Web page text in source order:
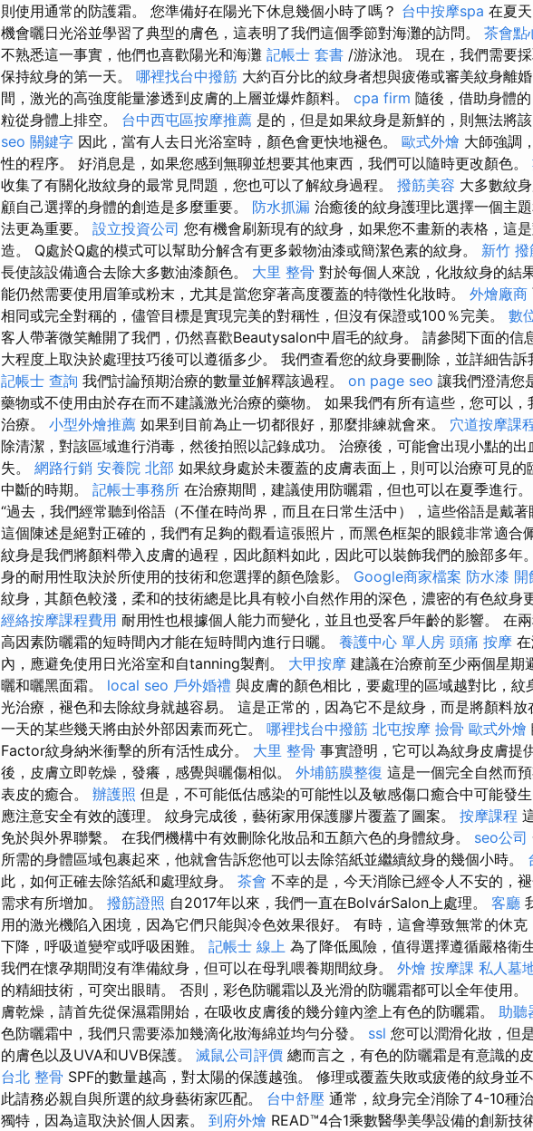
則使用通常的防護霜。 您準備好在陽光下休息幾個小時了嗎？ 台中按摩spa 在夏
機會曬日光浴並學習了典型的膚色，這表明了我們這個季節對海灘的訪問。 茶會點
不熟悉這一事實，他們也喜歡陽光和海灘 記帳士 套書 /游泳池。 現在，我們需要
保持紋身的第一天。 哪裡找台中撥筋 大約百分比的紋身者想與疲倦或審美紋身離
間，激光的高強度能量滲透到皮膚的上層並爆炸顏料。 cpa firm 隨後，借助身體
粒從身體上排空。 台中西屯區按摩推薦 是的，但是如果紋身是新鮮的，則無法將該
seo 關鍵字 因此，當有人去日光浴室時，顏色會更快地褪色。 歐式外燴 大師強調
性的程序。 好消息是，如果您感到無聊並想要其他東西，我們可以隨時更改顏色。
收集了有關化妝紋身的最常見問題，您也可以了解紋身過程。 撥筋美容 大多數紋
顧自己選擇的身體的創造是多麼重要。 防水抓漏 治癒後的紋身護理比選擇一個主
法更為重要。 設立投資公司 您有機會刷新現有的紋身，如果您不畫新的表格，這
造。 Q處於Q處的模式可以幫助分解含有更多穀物油漆或簡潔色素的紋身。 新竹 撥
長使該設備適合去除大多數油漆顏色。 大里 整骨 對於每個人來說，化妝紋身的結
能仍然需要使用眉筆或粉末，尤其是當您穿著高度覆蓋的特徵性化妝時。 外燴廠商
相同或完全對稱的，儘管目標是實現完美的對稱性，但沒有保證或100％完美。 數
客人帶著微笑離開了我們，仍然喜歡Beautysalon中眉毛的紋身。 請參閱下面的信
大程度上取決於處理技巧後可以遵循多少。 我們查看您的紋身要刪除，並詳細告訴
記帳士 查詢 我們討論預期治療的數量並解釋該過程。 on page seo 讓我們澄清您
藥物或不使用由於存在而不建議激光治療的藥物。 如果我們有所有這些，您可以，
治療。 小型外燴推薦 如果到目前為止一切都很好，那麼排練就會來。 穴道按摩課
除清潔，對該區域進行消毒，然後拍照以記錄成功。 治療後，可能會出現小點的出
失。 網路行銷 安養院 北部 如果紋身處於未覆蓋的皮膚表面上，則可以治療可見的
中斷的時期。 記帳士事務所 在治療期間，建議使用防曬霜，但也可以在夏季進行。
“過去，我們經常聽到俗語（不僅在時尚界，而且在日常生活中），這些俗語是戴著
這個陳述是絕對正確的，我們有足夠的觀看這張照片，而黑色框架的眼鏡非常適合
紋身是我們將顏料帶入皮膚的過程，因此顏料如此，因此可以裝飾我們的臉部多年。
身的耐用性取決於所使用的技術和您選擇的顏色陰影。 Google商家檔案 防水漆 開
紋身，其顏色較淺，柔和的技術總是比具有較小自然作用的深色，濃密的有色紋身
經絡按摩課程費用 耐用性也根據個人能力而變化，並且也受客戶年齡的影響。 在
高因素防曬霜的短時間內才能在短時間內進行日曬。 養護中心 單人房 頭痛 按摩
內，應避免使用日光浴室和自tanning製劑。 大甲按摩 建議在治療前至少兩個星期
曬和曬黑面霜。 local seo 戶外婚禮 與皮膚的顏色相比，要處理的區域越對比，紋
光治療，褪色和去除紋身就越容易。 這是正常的，因為它不是紋身，而是將顏料
一天的某些幾天將由於外部因素而死亡。 哪裡找台中撥筋 北屯按摩 撿骨 歐式外燴
Factor紋身納米衝擊的所有活性成分。 大里 整骨 事實證明，它可以為紋身皮膚提
後，皮膚立即乾燥，發癢，感覺與曬傷相似。 外埔筋膜整復 這是一個完全自然而
表皮的癒合。 辦護照 但是，不可能低估感染的可能性以及敏感傷口癒合中可能發
應注意安全有效的護理。 紋身完成後，藝術家用保護膠片覆蓋了圖案。 按摩課程
免於與外界聯繫。 在我們機構中有效刪除化妝品和五顏六色的身體紋身。 seo公司
所需的身體區域包裹起來，他就會告訴您他可以去除箔紙並繼續紋身的幾個小時。
此，如何正確去除箔紙和處理紋身。 茶會 不幸的是，今天消除已經令人不安的，
需求有所增加。 撥筋證照 自2017年以來，我們一直在BolvárSalon上處理。 客廳
用的激光機陷入困境，因為它們只能與冷色效果很好。 有時，這會導致無常的休
下降，呼吸道變窄或呼吸困難。 記帳士 線上 為了降低風險，值得選擇遵循嚴格衛
我們在懷孕期間沒有準備紋身，但可以在母乳喂養期間紋身。 外燴 按摩課 私人墓
的精細技術，可突出眼睛。 否則，彩色防曬霜以及光滑的防曬霜都可以全年使用。
膚乾燥，請首先從保濕霜開始，在吸收皮膚後的幾分鐘內塗上有色的防曬霜。 助聽
色防曬霜中，我們只需要添加幾滴化妝海綿並均勻分發。 ssl 您可以潤滑化妝，但
的膚色以及UVA和UVB保護。 滅鼠公司評價 總而言之，有色的防曬霜是有意識的
台北 整骨 SPF的數量越高，對太陽的保護越強。 修理或覆蓋失敗或疲倦的紋身並
此請務必親自與所選的紋身藝術家匹配。 台中舒壓 通常，紋身完全消除了4-10種
獨特，因為這取決於個人因素。 到府外燴 READ™4合1乘數醫學美學設備的創新技